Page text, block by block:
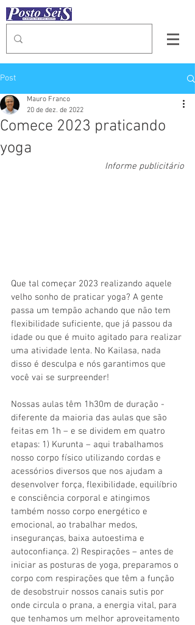
Post
Comece 2023 praticando
yoga
Mauro Franco
20 de dez. de 2022
Informe publicitário
Que tal começar 2023 realizando aquele
velho sonho de praticar yoga? A gente
passa um tempão achando que não tem
flexibilidade suficiente, que já passou da
idade ou que é muito agitado para realizar
uma atividade lenta. No Kailasa, nada
disso é desculpa e nós garantimos que
Nossas aulas têm 1h30m de duração -
diferente da maioria das aulas que são
feitas em 1h – e se dividem em quatro
etapas: 1) Kurunta – aqui trabalhamos
nosso corpo físico utilizando cordas e
acessórios diversos que nos ajudam a
desenvolver força, flexibilidade, equilíbrio
e consciência corporal e atingimos
também nosso corpo energético e
emocional, ao trabalhar medos,
inseguranças, baixa autoestima e
autoconfiança. 2) Respirações – antes de
iniciar as posturas de yoga, preparamos o
corpo com respirações que têm a função
de desobstruir nossos canais sutis por
onde circula o prana, a energia vital, para
que tenhamos um melhor aproveitamento